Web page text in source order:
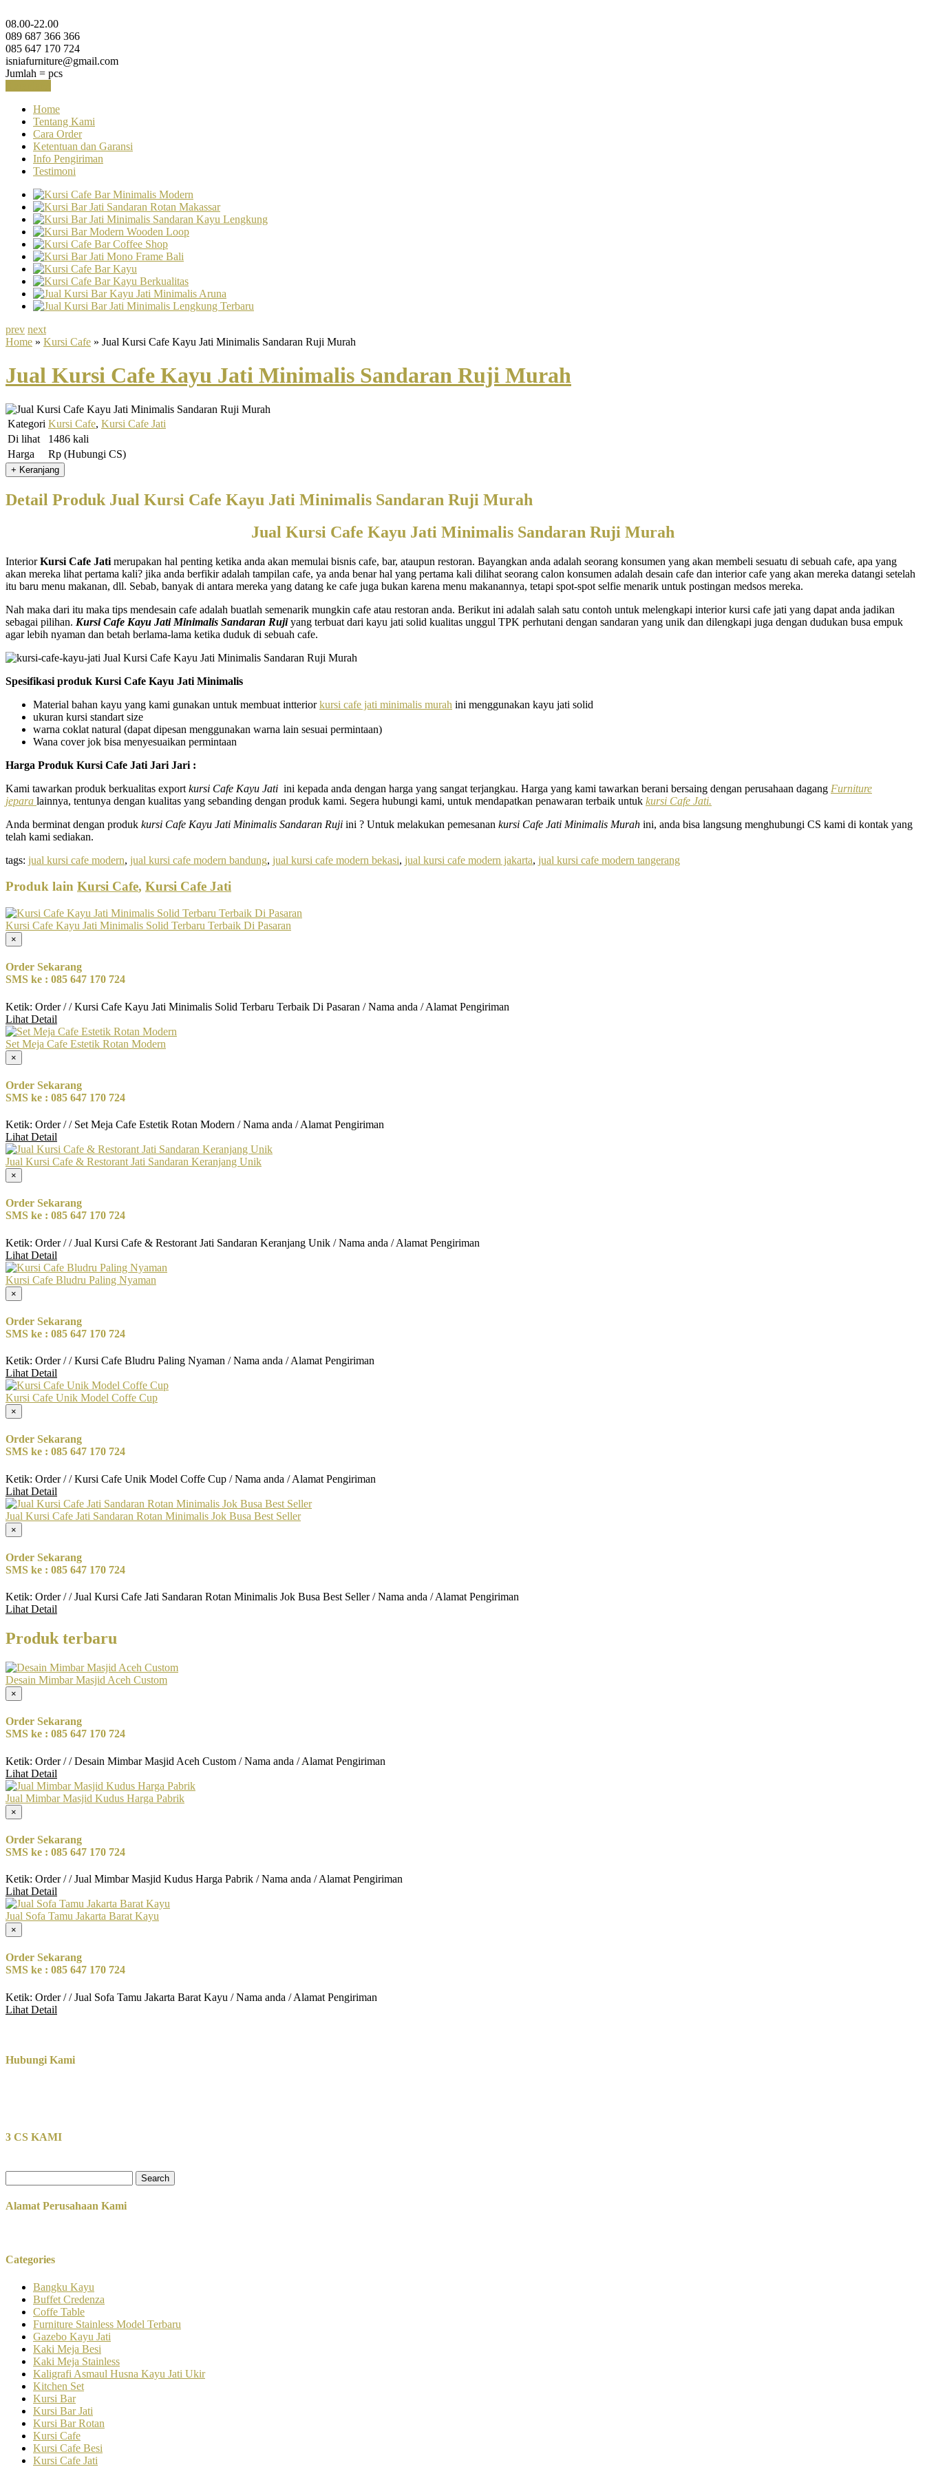
08.00-22.00
089 687 366 366
085 647 170 724
isniafurniture@gmail.com
Jumlah = pcs
Home
Tentang Kami
Cara Order
Ketentuan dan Garansi
Info Pengiriman
Testimoni
prev next
Home » Kursi Cafe » Jual Kursi Cafe Kayu Jati Minimalis Sandaran Ruji Murah
Jual Kursi Cafe Kayu Jati Minimalis Sandaran Ruji Murah
Kategori Kursi Cafe, Kursi Cafe Jati
Di lihat
1486 kali
Harga
Rp (Hubungi CS)
Detail Produk Jual Kursi Cafe Kayu Jati Minimalis Sandaran Ruji Murah
Jual Kursi Cafe Kayu Jati Minimalis Sandaran Ruji Murah
InteriorKursi Cafe Jati merupakan hal penting ketika anda akan memulai bisnis cafe, bar, ataupun restoran. Bayangkan anda adalah seorang konsumen yang akan membeli sesuatu di sebuah cafe, apa yang
akan mereka lihat pertama kali? jika anda berfikir adalah tampilan cafe, ya anda benar hal yang pertama kali dilihat seorang calon konsumen adalah desain cafe dan interior cafe yang akan mereka datangi setelah
itu baru menu makanan, dll. Sebab, banyak di antara mereka yang datang ke cafe juga bukan karena menu makanannya, tetapi spot-spot selfie menarik untuk postingan medsos mereka.
Nah maka dari itu maka tips mendesain cafe adalah buatlah semenarik mungkin cafe atau restoran anda. Berikut ini adalah salah satu contoh untuk melengkapi interior kursi cafe jati yang dapat anda jadikan
sebagai pilihan. Kursi Cafe Kayu Jati Minimalis Sandaran Ruji yang terbuat dari kayu jati solid kualitas unggul TPK perhutani dengan sandaran yang unik dan dilengkapi juga dengan dudukan busa empuk
agar lebih nyaman dan betah berlama-lama ketika duduk di sebuah cafe.
Spesifikasi produk Kursi Cafe Kayu Jati Minimalis
Material bahan kayu yang kami gunakan untuk membuat intteriorkursi cafe jati minimalis murah ini menggunakan kayu jati solid
ukuran kursi standart size
warna coklat natural (dapat dipesan menggunakan warna lain sesuai permintaan)
Wana cover jok bisa menyesuaikan permintaan
Harga Produk Kursi Cafe Jati Jari Jari :
Kami tawarkan produk berkualitas export kursi Cafe Kayu Jati ini kepada anda dengan harga yang sangat terjangkau. Harga yang kami tawarkan berani bersaing dengan perusahaan dagang Furniture
jepara lainnya, tentunya dengan kualitas yang sebanding dengan produk kami. Segera hubungi kami, untuk mendapatkan penawaran terbaik untuk kursi Cafe Jati.
Anda berminat dengan produk kursi Cafe Kayu Jati Minimalis Sandaran Ruji ini ? Untuk melakukan pemesanan kursi Cafe Jati Minimalis Murah ini, anda bisa langsung menghubungi CS kami di kontak yang
telah kami sediakan.
tags: jual kursi cafe modern, jual kursi cafe modern bandung, jual kursi cafe modern bekasi, jual kursi cafe modern jakarta, jual kursi cafe modern tangerang
Produk lain Kursi Cafe, Kursi Cafe Jati
Kursi Cafe Kayu Jati Minimalis Solid Terbaru Terbaik Di Pasaran
×
Order Sekarang
SMS ke : 085 647 170 724
Ketik: Order / / Kursi Cafe Kayu Jati Minimalis Solid Terbaru Terbaik Di Pasaran / Nama anda / Alamat Pengiriman
Lihat Detail
Set Meja Cafe Estetik Rotan Modern
×
Order Sekarang
SMS ke : 085 647 170 724
Ketik: Order / / Set Meja Cafe Estetik Rotan Modern / Nama anda / Alamat Pengiriman
Lihat Detail
Jual Kursi Cafe & Restorant Jati Sandaran Keranjang Unik
×
Order Sekarang
SMS ke : 085 647 170 724
Ketik: Order / / Jual Kursi Cafe & Restorant Jati Sandaran Keranjang Unik / Nama anda / Alamat Pengiriman
Lihat Detail
Kursi Cafe Bludru Paling Nyaman
×
Order Sekarang
SMS ke : 085 647 170 724
Ketik: Order / / Kursi Cafe Bludru Paling Nyaman / Nama anda / Alamat Pengiriman
Lihat Detail
Kursi Cafe Unik Model Coffe Cup
×
Order Sekarang
SMS ke : 085 647 170 724
Ketik: Order / / Kursi Cafe Unik Model Coffe Cup / Nama anda / Alamat Pengiriman
Lihat Detail
Jual Kursi Cafe Jati Sandaran Rotan Minimalis Jok Busa Best Seller
×
Order Sekarang
SMS ke : 085 647 170 724
Ketik: Order / / Jual Kursi Cafe Jati Sandaran Rotan Minimalis Jok Busa Best Seller / Nama anda / Alamat Pengiriman
Lihat Detail
Produk terbaru
Desain Mimbar Masjid Aceh Custom
×
Order Sekarang
SMS ke : 085 647 170 724
Ketik: Order / / Desain Mimbar Masjid Aceh Custom / Nama anda / Alamat Pengiriman
Lihat Detail
Jual Mimbar Masjid Kudus Harga Pabrik
×
Order Sekarang
SMS ke : 085 647 170 724
Ketik: Order / / Jual Mimbar Masjid Kudus Harga Pabrik / Nama anda / Alamat Pengiriman
Lihat Detail
Jual Sofa Tamu Jakarta Barat Kayu
×
Order Sekarang
SMS ke : 085 647 170 724
Ketik: Order / / Jual Sofa Tamu Jakarta Barat Kayu / Nama anda / Alamat Pengiriman
Lihat Detail
Hubungi Kami
3 CS KAMI
for:
Alamat Perusahaan Kami
Categories
Bangku Kayu
Buffet Credenza
Coffe Table
Furniture Stainless Model Terbaru
Gazebo Kayu Jati
Kaki Meja Besi
Kaki Meja Stainless
Kaligrafi Asmaul Husna Kayu Jati Ukir
Kitchen Set
Kursi Bar
Kursi Bar Jati
Kursi Bar Rotan
Kursi Cafe
Kursi Cafe Besi
Kursi Cafe Jati